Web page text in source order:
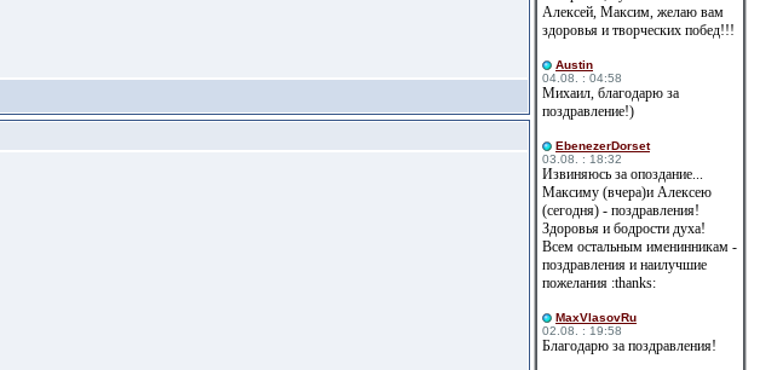
Алексей, Максим, желаю вам
здоровья и творческих побед!!!
Austin
04.08. : 04:58
Михаил, благодарю за
поздравление!)
EbenezerDorset
03.08. : 18:32
Извиняюсь за опоздание...
Максиму (вчера)и Алексею
(сегодня) - поздравления!
Здоровья и бодрости духа!
Всем остальным именинникам -
поздравления и наилучшие
пожелания :thanks:
MaxVlasovRu
02.08. : 19:58
Благодарю за поздравления!